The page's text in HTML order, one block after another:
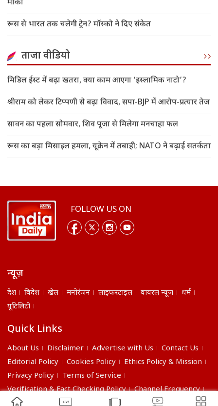
मौका
रूस से भारत तक चलेगी ट्रेन? मॉस्को ने दिए संकेत
ताजा वीडियो
मिडिल ईस्ट में बढ़ा खतरा, क्या काम आएगा ‘इस्लामिक नाटो’?
श्रीराम को लेकर टिप्पणी से बढ़ा विवाद, सपा-BJP में आरोप-प्रत्यार तेज
सावन का पहला सोमवार, शिव पूजा से मिलेगा मनचाहा फल
रूस का बड़ा मिसाइल हमला, यूक्रेन में तबाही; NATO ने बढ़ाई सतर्कता
FOLLOW US ON
न्यूज़
देश विदेश खेल मनोरंजन लाइफस्टाइल वायरल न्यूज़
धर्म
यूटिलिटी
Quick Links
About Us Disclaimer Advertise with Us
Contact Us
Editorial Policy
Cookies Policy
Ethics Policy & Mission
Privacy Policy
Terms of Service
Verification & Fact Checking Policy
Channel Frequency